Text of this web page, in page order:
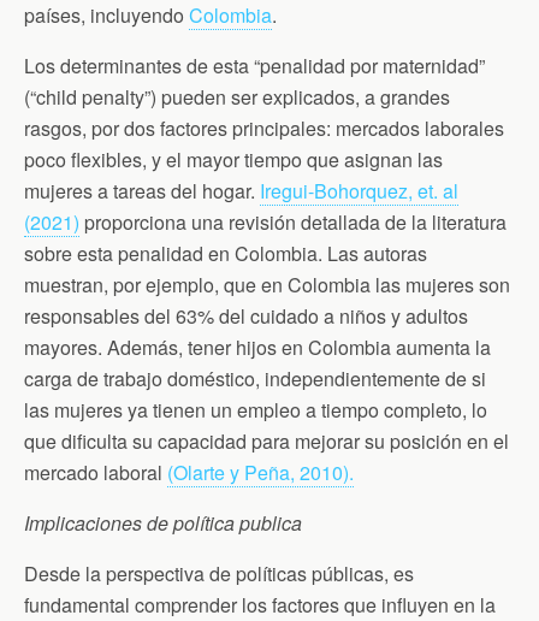
países, incluyendo Colombia.
Los determinantes de esta “penalidad por maternidad”
(“child penalty”) pueden ser explicados, a grandes
rasgos, por dos factores principales: mercados laborales
poco flexibles, y el mayor tiempo que asignan las
mujeres a tareas del hogar. Iregui-Bohorquez, et. al
(2021) proporciona una revisión detallada de la literatura
sobre esta penalidad en Colombia. Las autoras
muestran, por ejemplo, que en Colombia las mujeres son
responsables del 63% del cuidado a niños y adultos
mayores. Además, tener hijos en Colombia aumenta la
carga de trabajo doméstico, independientemente de si
las mujeres ya tienen un empleo a tiempo completo, lo
que dificulta su capacidad para mejorar su posición en el
mercado laboral (Olarte y Peña, 2010).
Implicaciones de política publica
Desde la perspectiva de políticas públicas, es
fundamental comprender los factores que influyen en la